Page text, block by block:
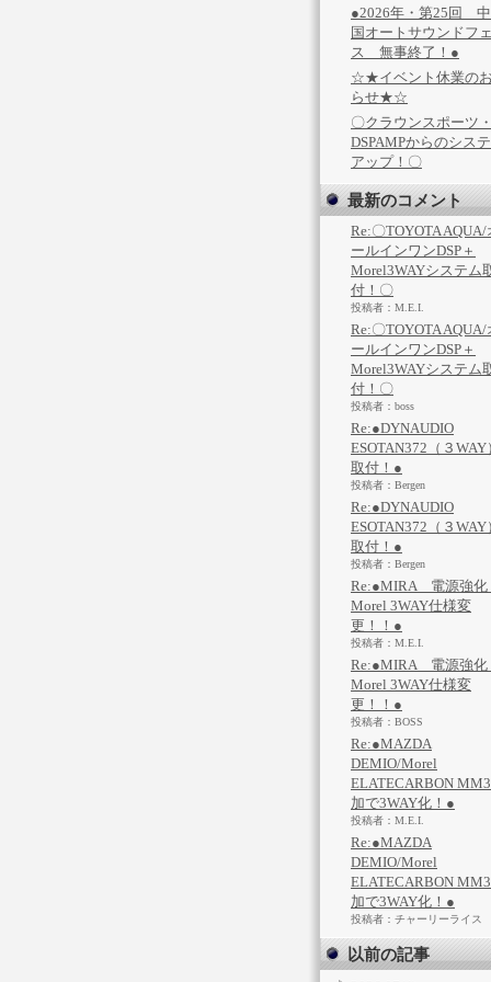
●2026年・第25回
国オートサウンドフェ
ス 無事終了！●
☆★イベント休業の
らせ★☆
〇クラウンスポーツ・
DSPAMPからのシス
アップ！〇
最新のコメント
Re:〇TOYOTA AQUA/
ールインワンDSP＋
Morel3WAYシステム
付！〇
投稿者：M.E.I.
Re:〇TOYOTA AQUA/
ールインワンDSP＋
Morel3WAYシステム
付！〇
投稿者：boss
Re:●DYNAUDIO
ESOTAN372（３WAY
取付！●
投稿者：Bergen
Re:●DYNAUDIO
ESOTAN372（３WAY
取付！●
投稿者：Bergen
Re:●MIRA 電源強化
Morel 3WAY仕様変
更！！●
投稿者：M.E.I.
Re:●MIRA 電源強化
Morel 3WAY仕様変
更！！●
投稿者：BOSS
Re:●MAZDA
DEMIO/Morel
ELATECARBON
加で3WAY化！●
投稿者：M.E.I.
Re:●MAZDA
DEMIO/Morel
ELATECARBON
加で3WAY化！●
投稿者：チャーリーライス
以前の記事